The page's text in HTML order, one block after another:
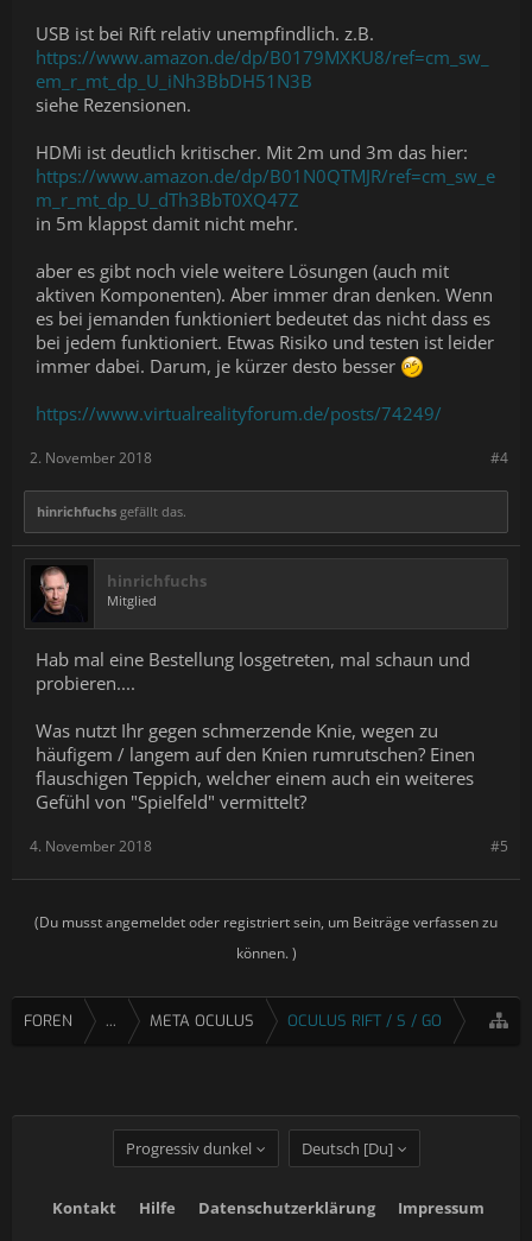
USB ist bei Rift relativ unempfindlich. z.B.
https://www.amazon.de/dp/B0179MXKU8/ref=cm_sw_
em_r_mt_dp_U_iNh3BbDH51N3B
siehe Rezensionen.
HDMi ist deutlich kritischer. Mit 2m und 3m das hier:
https://www.amazon.de/dp/B01N0QTMJR/ref=cm_sw_e
m_r_mt_dp_U_dTh3BbT0XQ47Z
in 5m klappst damit nicht mehr.
aber es gibt noch viele weitere Lösungen (auch mit
aktiven Komponenten). Aber immer dran denken. Wenn
es bei jemanden funktioniert bedeutet das nicht dass es
bei jedem funktioniert. Etwas Risiko und testen ist leider
immer dabei. Darum, je kürzer desto besser
https://www.virtualrealityforum.de/posts/74249/
#4
2. November 2018
hinrichfuchs gefällt das.
hinrichfuchs
Mitglied
Hab mal eine Bestellung losgetreten, mal schaun und
probieren....
Was nutzt Ihr gegen schmerzende Knie, wegen zu
häufigem / langem auf den Knien rumrutschen? Einen
flauschigen Teppich, welcher einem auch ein weiteres
Gefühl von "Spielfeld" vermittelt?
#5
4. November 2018
(Du musst angemeldet oder registriert sein, um Beiträge verfassen zu
können. )
FOREN ... META OCULUS OCULUS RIFT / S / GO
Progressiv dunkel Deutsch [Du]
Kontakt Hilfe Datenschutzerklärung Impressum